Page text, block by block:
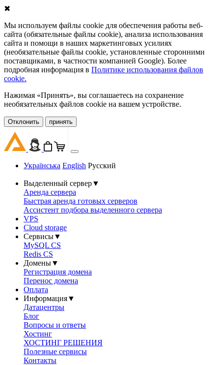
✖
Мы используем файлы cookie для обеспечения работы веб-
сайта (обязательные файлы cookie), анализа использования
сайта и помощи в наших маркетинговых усилиях
(необязательные файлы cookie, установленные сторонними
поставщиками, в частности компанией Google). Более
подробная информация в Политике использования файлов
cookie.
Нажимая «Принять», вы соглашаетесь на сохранение
необязательных файлов cookie на вашем устройстве.
Oтклонить принять
Українська English Русский
Выделенный сервер▼
Аренда сервера
Быстрая аренда готовых серверов
Ассистент подбора выделенного сервера
VPS
Cloud storage
Сервисы▼
MySQL CS
Redis CS
Домены▼
Регистрация домена
Перенос домена
Оплата
Информация▼
Датацентры
Блог
Вопросы и ответы
Хостинг
ХОСТИНГ РЕШЕНИЯ
Полезные сервисы
Контакты